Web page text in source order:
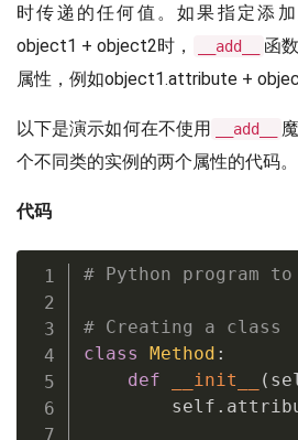
时传递的任何值。如果指定添
object1 + object2时，
__add__
函
属性，例如object1.attribute +
以下是演示如何在不使用 __add__
个不同类的实例的两个属性的代码。
代码
# Python program
# Creating a class
class
Method :
def
__init__ (
        self
.